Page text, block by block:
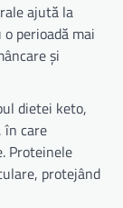
ajută la
perioadă mai
și
dietei keto,
în care
Proteinele
protejând